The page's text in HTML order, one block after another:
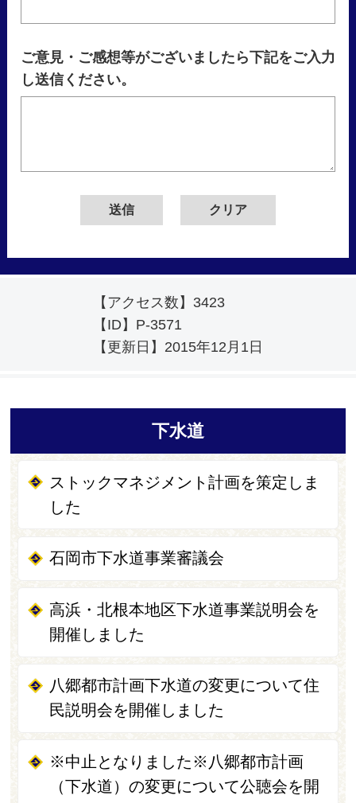
ご意見・ご感想等がございましたら下記をご入力
し送信ください。
【アクセス数】 3423
【ID】 P-3571
【更新日】 2015年12月1日
下水道
ストックマネジメント計画を策定しま
した
石岡市下水道事業審議会
高浜・北根本地区下水道事業説明会を
開催しました
八郷都市計画下水道の変更について住
民説明会を開催しました
※中止となりました※八郷都市計画
（下水道）の変更について公聴会を開